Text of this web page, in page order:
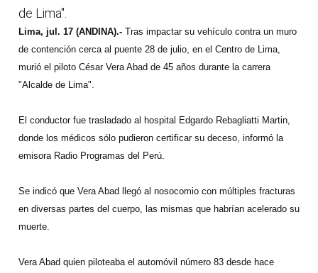
de Lima".
Lima, jul. 17 (ANDINA).- Tras impactar su vehículo contra un muro
de contención cerca al puente 28 de julio, en el Centro de Lima,
murió el piloto César Vera Abad de 45 años durante la carrera
"Alcalde de Lima".
El conductor fue trasladado al hospital Edgardo Rebagliatti Martin,
donde los médicos sólo pudieron certificar su deceso, informó la
emisora Radio Programas del Perú.
Se indicó que Vera Abad llegó al nosocomio con múltiples fracturas
en diversas partes del cuerpo, las mismas que habrían acelerado su
muerte.
Vera Abad quien piloteaba el automóvil número 83 desde hace